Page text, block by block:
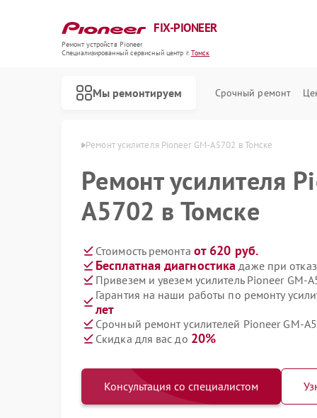
FIX-PIONEER
Ремонт устройств Pioneer
Специализированный cервисный центр г.Томск
Мы ремонтируем Срочный ремонт
Pioneer в Томске Ремонт усилителя Pioneer GM-A5702 в Томске
Ремонт усилителя
A5702 в Томске
Стоимость ремонта от 620 руб.
Бесплатная диагностика даже при
Привезем и увезем усилитель Pioneer GM-
Гарантия на наши работы по ремонту
лет
Срочный ремонт усилителей Pioneer GM-
Скидка для вас до 20%
Консультация со специалистом